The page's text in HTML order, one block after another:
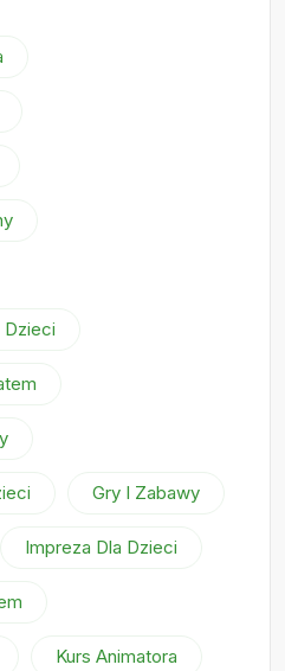
Dzieci
Gry I Zabawy
Impreza Dla Dzieci
Kurs Animatora